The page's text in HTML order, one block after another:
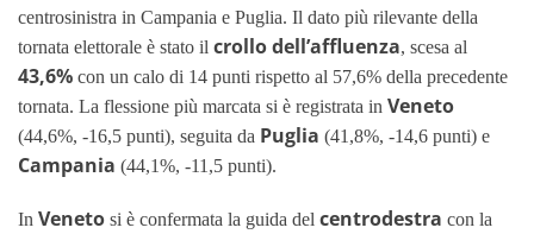
centrosinistra in Campania e Puglia. Il dato più rilevante della
tornata elettorale è stato il crollo dell’affluenza, scesa al
43,6% con un calo di 14 punti rispetto al 57,6% della precedente
tornata. La flessione più marcata si è registrata in Veneto
(44,6%, -16,5 punti), seguita da Puglia (41,8%, -14,6 punti) e
Campania (44,1%, -11,5 punti).
In Veneto si è confermata la guida del centrodestra con la